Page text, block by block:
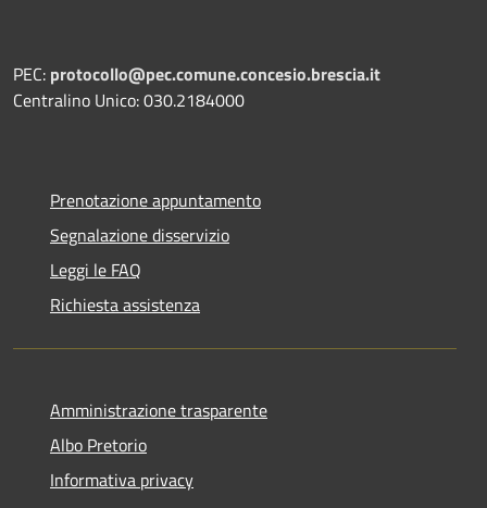
PEC: protocollo@pec.comune.concesio.brescia.it
Centralino Unico: 030.2184000
Prenotazione appuntamento
Segnalazione disservizio
Leggi le FAQ
Richiesta assistenza
Amministrazione trasparente
Albo Pretorio
Informativa privacy